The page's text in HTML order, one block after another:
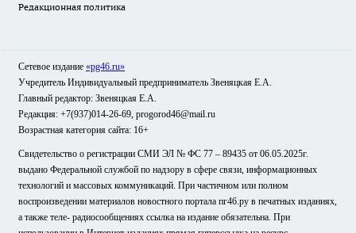
Редакционная политика
Сетевое издание «pg46.ru»
Учредитель Индивидуальный предприниматель Звеняцкая Е.А.
Главный редактор: Звеняцкая Е.А.
Редакция: +7(937)014-26-69, progorod46@mail.ru
Возрастная категория сайта: 16+
Свидетельство о регистрации СМИ ЭЛ № ФС 77 – 89435 от 06.05.2025г.
выдано Федеральной службой по надзору в сфере связи, информационных
технологий и массовых коммуникаций. При частичном или полном
воспроизведении материалов новостного портала пг46.ру в печатных изданиях,
а также теле- радиосообщениях ссылка на издание обязательна. При